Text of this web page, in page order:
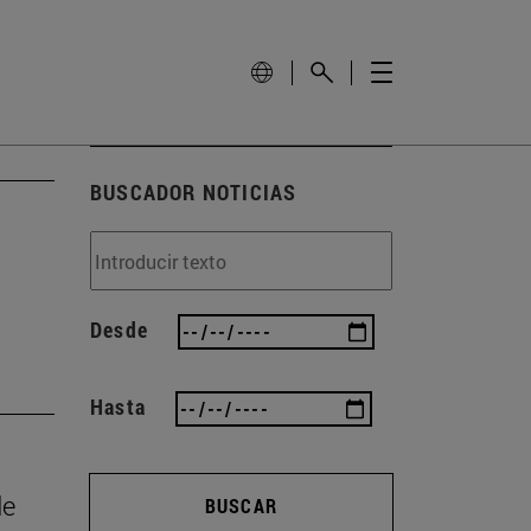
BUSCADOR NOTICIAS
Desde
Hasta
BUSCAR